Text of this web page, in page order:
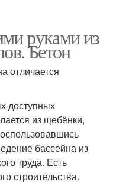
руками из
Бетон
отличается
доступных
из щебёнки,
бассейна из
труда. Есть
строительства.